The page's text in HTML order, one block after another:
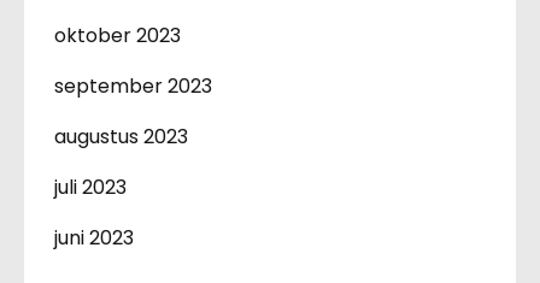
oktober 2023
september 2023
augustus 2023
juli 2023
juni 2023